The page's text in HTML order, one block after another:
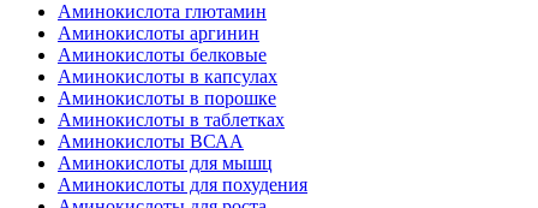
Аминокислота глютамин
Аминокислоты аргинин
Аминокислоты белковые
Аминокислоты в капсулах
Аминокислоты в порошке
Аминокислоты в таблетках
Аминокислоты ВСАА
Аминокислоты для мышц
Аминокислоты для похудения